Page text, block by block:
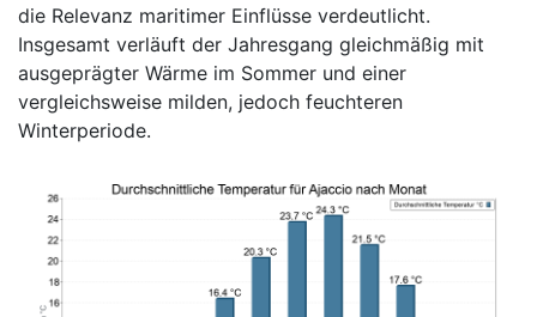
die Relevanz maritimer Einflüsse verdeutlicht.
Insgesamt verläuft der Jahresgang gleichmäßig mit
ausgeprägter Wärme im Sommer und einer
vergleichsweise milden, jedoch feuchteren
Winterperiode.